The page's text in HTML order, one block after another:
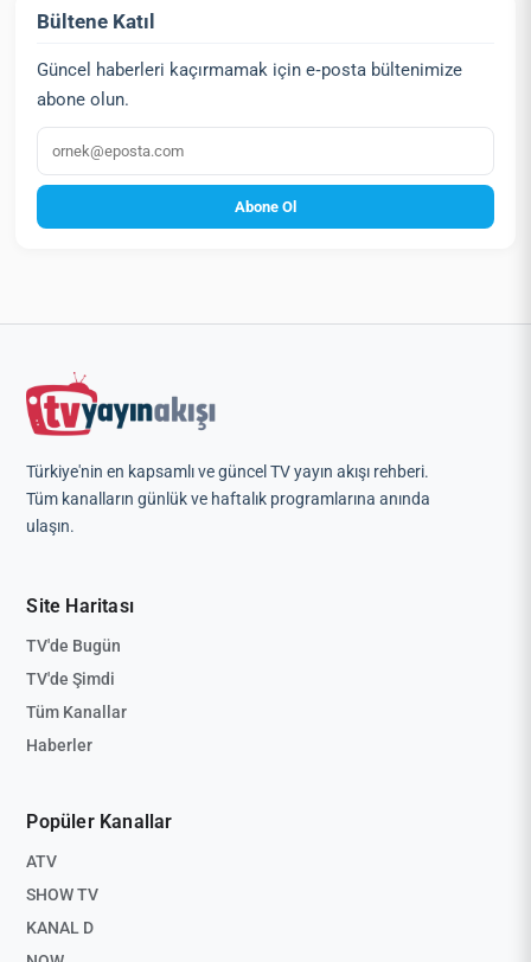
Bültene Katıl
Güncel haberleri kaçırmamak için e‑posta bültenimize
abone olun.
E‑posta
Abone Ol
Türkiye'nin en kapsamlı ve güncel TV yayın akışı rehberi.
Tüm kanalların günlük ve haftalık programlarına anında
ulaşın.
Site Haritası
TV'de Bugün
TV'de Şimdi
Tüm Kanallar
Haberler
Popüler Kanallar
ATV
SHOW TV
KANAL D